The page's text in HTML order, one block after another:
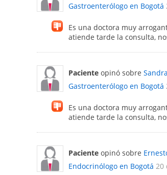
Gastroenterólogo en Bogotá
Es una doctora muy
atiende tarde la consulta,
Paciente opinó sobre
Gastroenterólogo en Bogotá
Es una doctora muy
atiende tarde la consulta,
Paciente opinó sobre
Endocrinólogo en Bogotá 20